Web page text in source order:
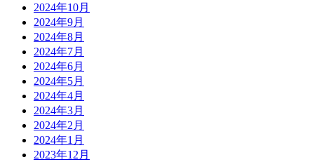
2024年10月
2024年9月
2024年8月
2024年7月
2024年6月
2024年5月
2024年4月
2024年3月
2024年2月
2024年1月
2023年12月